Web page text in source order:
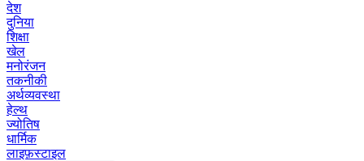
देश
दुनिया
शिक्षा
खेल
मनोरंजन
तकनीकी
अर्थव्यवस्था
हेल्थ
ज्योतिष
धार्मिक
लाइफ़स्टाइल